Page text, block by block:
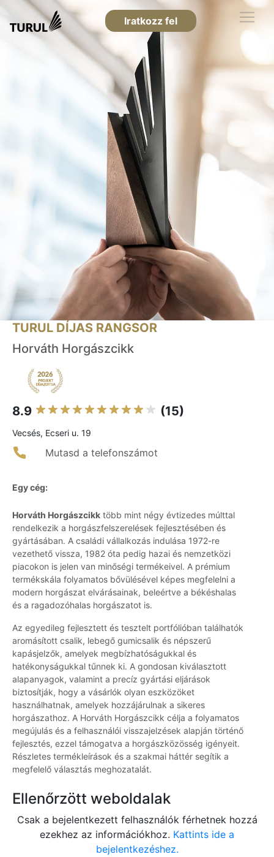
Iratkozz fel
TURUL DÍJAS RANGSOR
Horváth Horgászcikk
8.9 (15)
Vecsés, Ecseri u. 19
Mutasd a telefonszámot
Egy cég:
Horváth Horgászcikk több mint négy évtizedes múlttal
rendelkezik a horgászfelszerelések fejlesztésében és
gyártásában. A családi vállalkozás indulása 1972-re
vezethető vissza, 1982 óta pedig hazai és nemzetközi
piacokon is jelen van minőségi termékeivel. A prémium
termékskála folyamatos bővülésével képes megfelelni a
modern horgászat elvárásainak, beleértve a békéshalas
és a ragadozóhalas horgászatot is.
Az egyedileg fejlesztett és tesztelt portfólióban találhatók
aromásított csalik, lebegő gumicsalik és népszerű
kapásjelzők, amelyek megbízhatóságukkal és
hatékonyságukkal tűnnek ki. A gondosan kiválasztott
alapanyagok, valamint a precíz gyártási eljárások
biztosítják, hogy a vásárlók olyan eszközöket
használhatnak, amelyek hozzájárulnak a sikeres
horgászathoz. A Horváth Horgászcikk célja a folyamatos
megújulás és a felhasználói visszajelzések alapján történő
fejlesztés, ezzel támogatva a horgászközösség igényeit.
Részletes termékleírások és a szakmai háttér segítik a
megfelelő választás meghozatalát.
Ellenőrzött weboldalak
Csak a bejelentkezett felhasználók férhetnek hozzá
ezekhez az információkhoz. Kattints ide a
bejelentkezéshez.